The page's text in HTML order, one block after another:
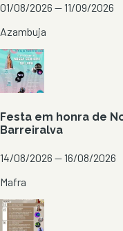
01/08/2026 — 11/09/2026
Azambuja
Festa em honra de
Barreiralva
14/08/2026 — 16/08/2026
Mafra